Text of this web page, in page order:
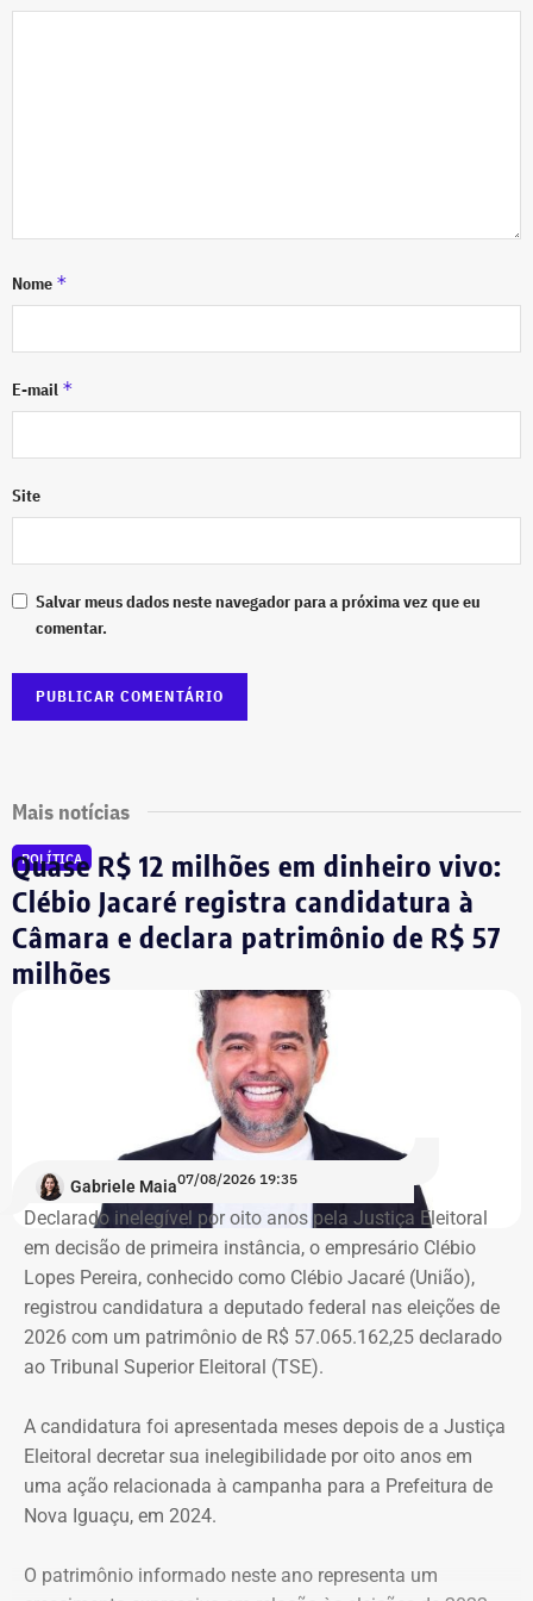
Nome *
E-mail *
Site
Salvar meus dados neste navegador para a próxima vez que eu
comentar.
Mais notícias
POLÍTICA
Quase R$ 12 milhões em dinheiro vivo:
Clébio Jacaré registra candidatura à
Câmara e declara patrimônio de R$ 57
milhões
Gabriele Maia07/08/2026 19:35
Declarado inelegível por oito anos pela Justiça Eleitoral
em decisão de primeira instância, o empresário Clébio
Lopes Pereira, conhecido como Clébio Jacaré (União),
registrou candidatura a deputado federal nas eleições de
2026 com um patrimônio de R$ 57.065.162,25 declarado
ao Tribunal Superior Eleitoral (TSE).
A candidatura foi apresentada meses depois de a Justiça
Eleitoral decretar sua inelegibilidade por oito anos em
uma ação relacionada à campanha para a Prefeitura de
Nova Iguaçu, em 2024.
O patrimônio informado neste ano representa um